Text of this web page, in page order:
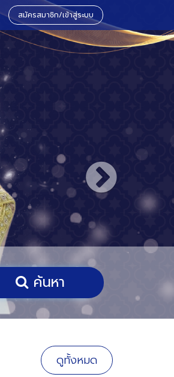
สมัครสมาชิก/เข้าสู่ระบบ
ค้นหา
ดูทั้งหมด